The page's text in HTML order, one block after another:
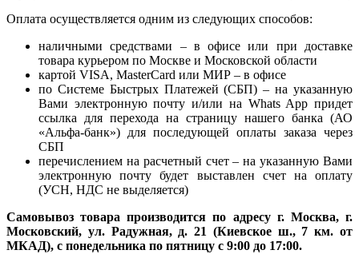
Оплата осуществляется одним из следующих способов:
наличными средствами – в офисе или при доставке
товара курьером по Москве и Московской области
картой VISA, MasterCard или МИР – в офисе
по Системе Быстрых Платежей (СБП) – на указанную
Вами электронную почту и/или на Whats App придет
ссылка для перехода на страницу нашего банка (АО
«Альфа-банк») для последующей оплаты заказа через
СБП
перечислением на расчетный счет – на указанную Вами
электронную почту будет выставлен счет на оплату
(УСН, НДС не выделяется)
Самовывоз товара производится по адресу г. Москва, г.
Московский, ул. Радужная, д. 21 (Киевское ш., 7 км. от
МКАД), с понедельника по пятницу с 9:00 до 17:00.